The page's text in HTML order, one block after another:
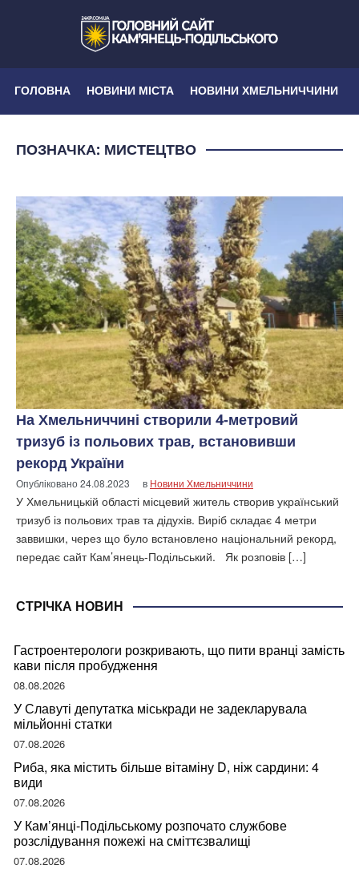
ГОЛОВНА НОВИНИ МІСТА НОВИНИ ХМЕЛЬНИЧЧИНИ
ПОЗНАЧКА: МИСТЕЦТВО
На Хмельниччині створили 4-метровий
тризуб із польових трав, встановивши
рекорд України
Опубліковано24.08.2023 в Новини Хмельниччини
У Хмельницькій області місцевий житель створив український
тризуб із польових трав та дідухів. Виріб складає 4 метри
заввишки, через що було встановлено національний рекорд,
передає сайт Кам’янець-Подільський. Як розповів […]
СТРІЧКА НОВИН
Гастроентерологи розкривають, що пити вранці замість
кави після пробудження
08.08.2026
У Славуті депутатка міськради не задекларувала
мільйонні статки
07.08.2026
Риба, яка містить більше вітаміну D, ніж сардини: 4
види
07.08.2026
У Кам’янці-Подільському розпочато службове
розслідування пожежі на сміттєзвалищі
07.08.2026